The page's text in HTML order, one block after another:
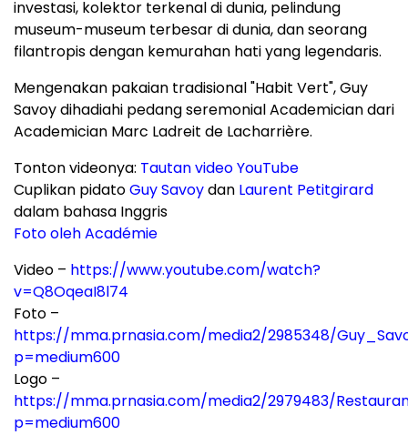
investasi, kolektor terkenal di dunia, pelindung
museum-museum terbesar di dunia, dan seorang
filantropis dengan kemurahan hati yang legendaris.
Mengenakan pakaian tradisional "Habit Vert", Guy
Savoy dihadiahi pedang seremonial Academician dari
Academician Marc Ladreit de Lacharrière.
Tonton videonya: Tautan video YouTube
Cuplikan pidatoGuy Savoydan Laurent Petitgirard
dalam bahasa Inggris
Foto oleh Académie
Video – https://www.youtube.com/watch?
v=Q8OqeaI8l74
Foto –
https://mma.prnasia.com/media2/2985348/
p=medium600
Logo –
https://mma.prnasia.com/media2/2979483/
p=medium600